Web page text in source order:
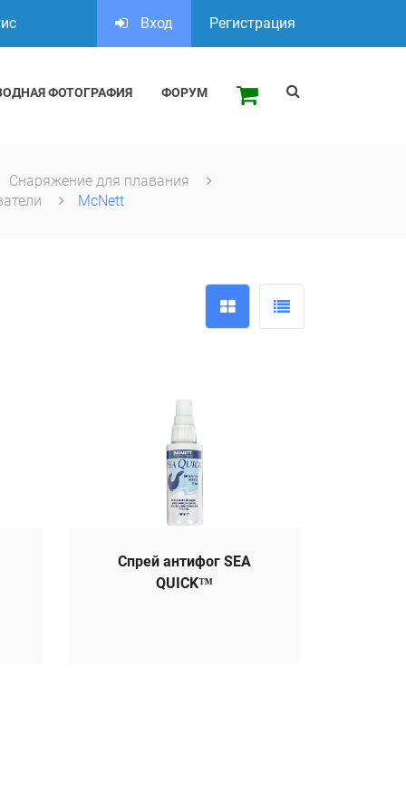
Вход Регистрация
ФОТОГРАФИЯ ФОРУМ
Снаряжение для плавания
McNett
Спрей антифог SEA
QUICK™